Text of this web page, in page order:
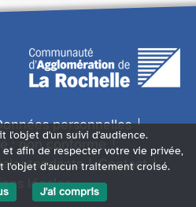
personnelles
: non conforme
Contact
légales
l'objet d'un suivi d'audience.
afin de respecter votre vie privée,
l'objet d'aucun traitement croisé.
J'ai compris